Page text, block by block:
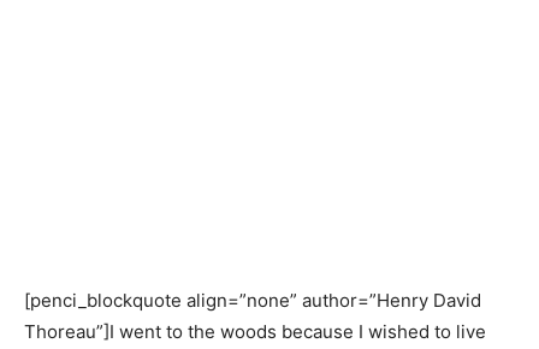
[penci_blockquote align=”none” author=”Henry David
Thoreau”]I went to the woods because I wished to live